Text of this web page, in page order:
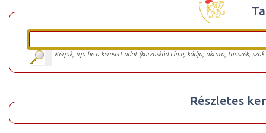
Kérjük, írja be a keresett adat (kurzuskód címe, kódja, oktató, tanszék,
Részletes